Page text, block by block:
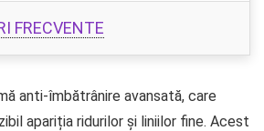
FRECVENTE
anti-îmbătrânire avansată, care
apariția ridurilor și liniilor fine. Acest